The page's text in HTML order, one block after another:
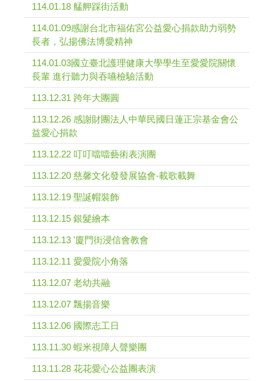
114.01.18 艋舺踩街活動
114.01.09感謝台北市福佑宮公益愛心捐款助力弱勢
長者，弘揚佛法博愛精神
114.01.03國立臺北護理健康大學學生至愛愛院關懷
長輩 進行聽力與吞嚥檢驗活動
113.12.31 跨年大團圓
113.12.26 感謝財團法人中華民國日蓮正宗基金會公
益愛心捐款
113.12.22 叮叮噹噹藝術表演團
113.12.20 慈馨文化發發展協會-載歌載舞
113.12.19 聖誕帽裝飾
113.12.15 銀髮繪本
113.12.13 '廈門街浸信會教會
113.12.11 愛愛院小角落
113.12.07 老幼共融
113.12.07 飄揚音樂
113.12.06 國際志工日
113.11.30 蝦米視障人聲樂團
113.11.28 花花愛心公益團表演